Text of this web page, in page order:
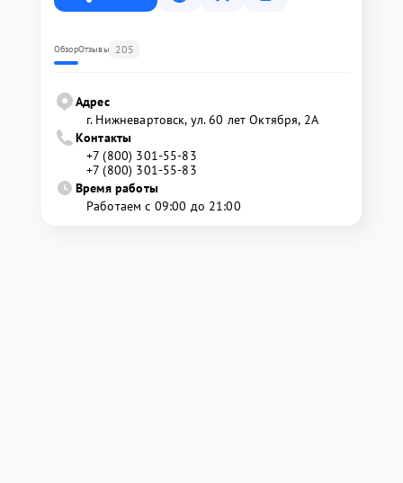
ОбзорОтзывы 205
Адрес
г. Нижневартовск, ул. 60 лет Октября, 2А
Контакты
+7 (800) 301-55-83
+7 (800) 301-55-83
Время работы
Работаем с 09:00 до 21:00